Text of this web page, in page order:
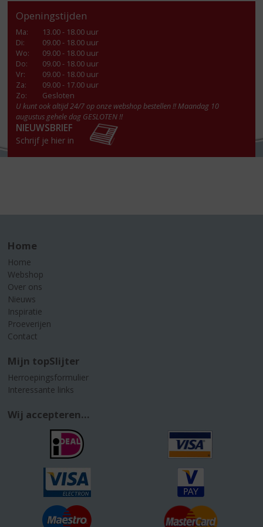
Openingstijden
Ma:
13.00 - 18.00 uur
Di:
09.00 - 18.00 uur
Wo:
09.00 - 18.00 uur
Do:
09.00 - 18.00 uur
Vr:
09.00 - 18.00 uur
Za:
09.00 - 17.00 uur
Zo:
Gesloten
U kunt ook altijd 24/7 op onze webshop bestellen !! Maandag 10
augustus gehele dag GESLOTEN !!
NIEUWSBRIEF
Schrijf je hier in
Home
Home
Webshop
Over ons
Nieuws
Inspiratie
Proeverijen
Contact
Mijn topSlijter
Herroepingsformulier
Interessante links
Wij accepteren...